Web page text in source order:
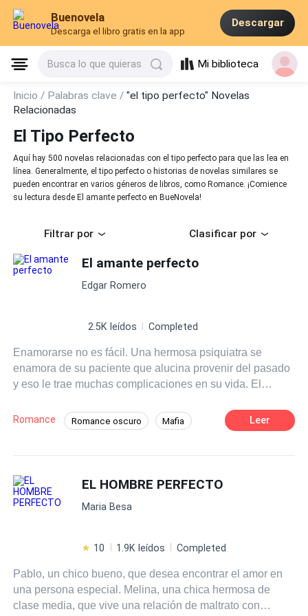
Buenovela
Descarga el libro gratis en la app
Descargar
Busca lo que quieras Mi biblioteca
Inicio / Palabras clave /"el tipo perfecto" Novelas
Relacionadas
El Tipo Perfecto
Aquí hay 500 novelas relacionadas con el tipo perfecto para que las lea en
línea. Generalmente, el tipo perfecto o historias de novelas similares se
pueden encontrar en varios géneros de libros, como Romance. ¡Comience
su lectura desde El amante perfecto en BueNovela!
Filtrar por Clasificar por
El amante perfecto
Edgar Romero
2.5K leídos Completed
Enamorarse no es fácil. Una hermosa psiquiatra se
enamora de su paciente que alucina provenir del pasado
y eso le trae muchas complicaciones en su vida. El
cuanta fémina se le cruza en el camino. Maridos
despechados, entonces, intentarán matar a este Don
enamorados de ella y le ofrecen hasta ventajosos
contratos de matrimonio por su amor. La clínica donde
ella labora, igualmente, es apoderada por una mafia de
venta de medicinas, poniendo en riesgo la vida de ella,
tanto, la psiquiatra cae rendida y seducida a ese hombre
que flirtea con muchísimas otras mujeres que sueñan con
lograr su amor, traicionando a sus esposos creando una
Romance Romance oscuro Mafia Leer
EL HOMBRE PERFECTO
Maria Besa
10 1.9K leídos Completed
Pablo, un chico bueno, que desea encontrar el amor en
una persona especial. Melina, una chica hermosa de
clase media, que vive una relación de maltrato con